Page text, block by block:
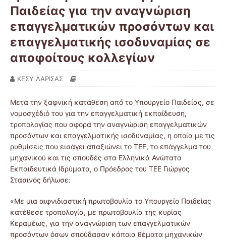
Παιδείας για την αναγνώριση
επαγγελματικών προσόντων και
επαγγελματικής ισοδυναμίας σε
αποφοίτους κολλεγίων
ΚΕΣΥ ΛΑΡΙΣΑΣ
Μετά την ξαφνική κατάθεση από το Υπουργείο Παιδείας, σε
νομοσχέδιό του για την επαγγελματική εκπαίδευση,
τροπολογίας που αφορά την αναγνώριση επαγγελματικών
προσόντων και επαγγελματικής ισοδυναμίας, η οποία με τις
ρυθμίσεις που εισάγει απαξιώνει το ΤΕΕ, το επάγγελμα του
μηχανικού και τις σπουδές στα Ελληνικά Ανώτατα
Εκπαιδευτικά Ιδρύματα, ο Πρόεδρος του ΤΕΕ Γιώργος
Στασινός δήλωσε:
«Με μια αιφνιδιαστική πρωτοβουλία το Υπουργείο Παιδείας
κατέθεσε τροπολογία, με πρωτοβουλία της κυρίας
Κεραμέως, για την αναγνώριση των επαγγελματικών
προσόντων όσων σπούδασαν κάποια θέματα μηχανικών